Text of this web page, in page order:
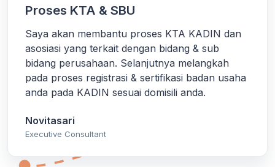
Proses KTA & SBU
Saya akan membantu proses KTA KADIN dan
asosiasi yang terkait dengan bidang & sub
bidang perusahaan. Selanjutnya melangkah
pada proses registrasi & sertifikasi badan usaha
anda pada KADIN sesuai domisili anda.
Novitasari
Executive Consultant